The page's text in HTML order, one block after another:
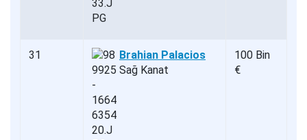
31
Brahian Palacios
Sağ Kanat
100 Bin
€